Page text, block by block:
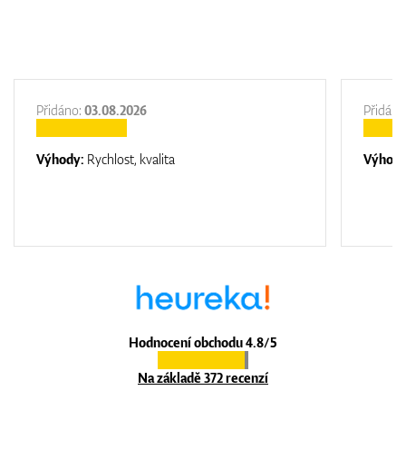
Hodnocení obchodu 4.8/5
Na základě 372 recenzí
Přidáno: 03.08.2026
Výhody: Rychlost, kvalita